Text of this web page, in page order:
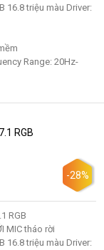
16.8 triệu màu Driver:
Range: 20Hz-
RGB
-28%
RGB
MIC tháo rời
16.8 triệu màu Driver: